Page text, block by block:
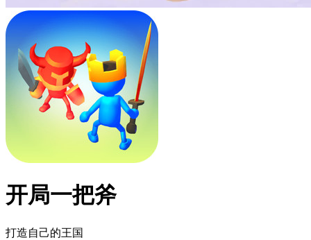
开局一把斧
打造自己的王国